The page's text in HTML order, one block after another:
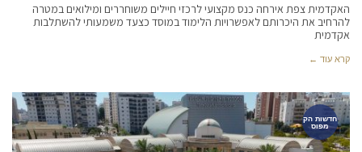
האקדמית צפת אירחה כנס מקצועי לרכזי חיילים משוחררים ומילואים במטרה
להרחיב את היכרותם לאפשרויות הלימוד במוסד כצעד משמעותי להשתלבות
אקדמית
קרא עוד ←
חדשות הק
מפוס